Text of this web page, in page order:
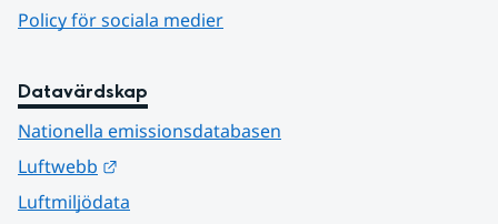
Policy för sociala medier
Datavärdskap
Nationella emissionsdatabasen
Luftwebb
Luftmiljödata